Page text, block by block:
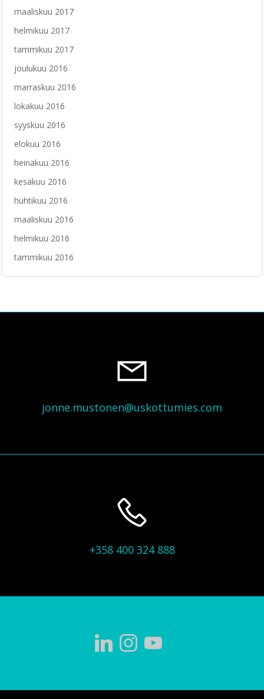
maaliskuu 2017
helmikuu 2017
tammikuu 2017
joulukuu 2016
marraskuu 2016
lokakuu 2016
syyskuu 2016
elokuu 2016
heinäkuu 2016
kesäkuu 2016
huhtikuu 2016
maaliskuu 2016
helmikuu 2016
tammikuu 2016
jonne.mustonen@uskottumies.com
+358 400 324 888